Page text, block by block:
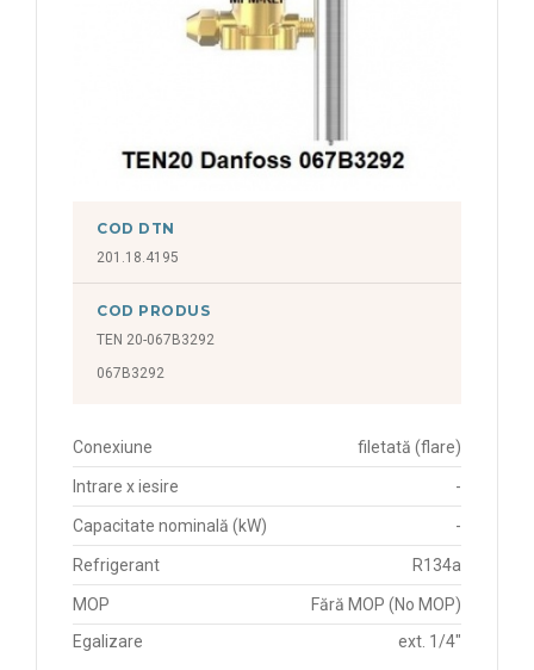
COD DTN
201.18.4195
COD PRODUS
TEN 20-067B3292
067B3292
Conexiune filetată (flare)
Intrare x iesire -
Capacitate nominală (kW) -
Refrigerant R134a
MOP
Fără MOP (No MOP)
Egalizare
ext. 1/4"